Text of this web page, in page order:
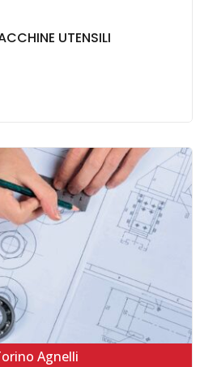
UTENSILI
Agnelli